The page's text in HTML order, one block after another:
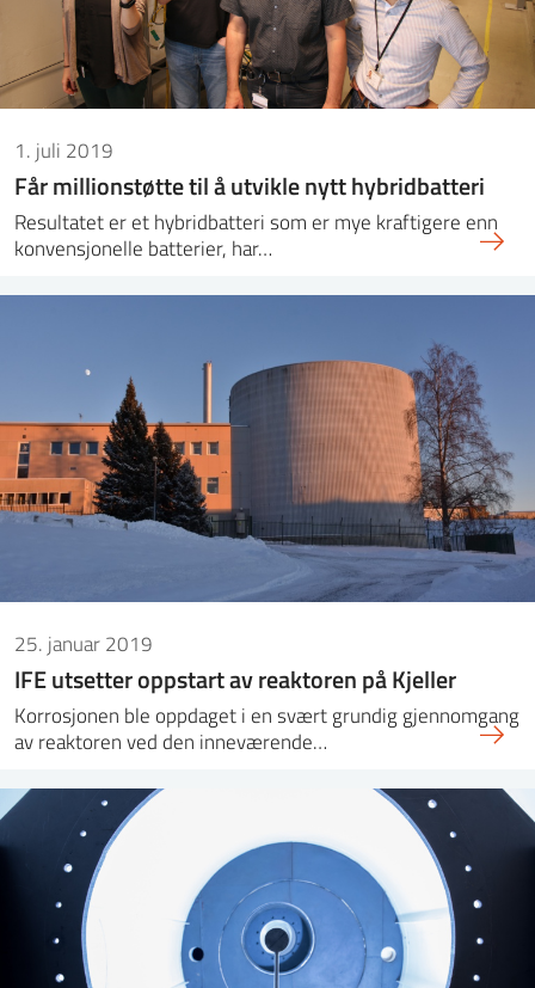
1. juli 2019
Får millionstøtte til å utvikle nytt hybridbatteri
Resultatet er et hybridbatteri som er mye kraftigere enn
konvensjonelle batterier, har…
25. januar 2019
IFE utsetter oppstart av reaktoren på Kjeller
Korrosjonen ble oppdaget i en svært grundig gjennomgang
av reaktoren ved den inneværende…